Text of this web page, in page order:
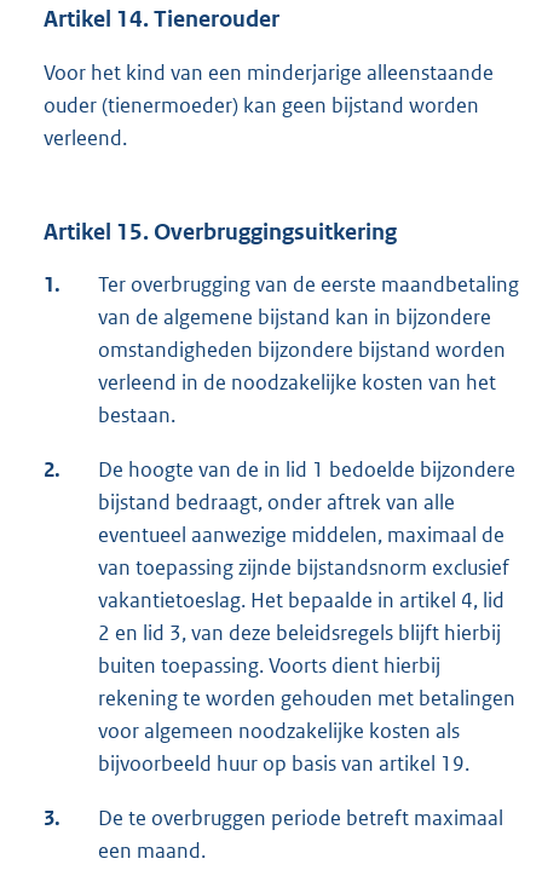
Artikel 14. Tienerouder
Voor het kind van een minderjarige alleenstaande
ouder (tienermoeder) kan geen bijstand worden
verleend.
Artikel 15. Overbruggingsuitkering
1.
Ter overbrugging van de eerste maandbetaling
van de algemene bijstand kan in bijzondere
omstandigheden bijzondere bijstand worden
verleend in de noodzakelijke kosten van het
bestaan.
2.
De hoogte van de in lid 1 bedoelde bijzondere
bijstand bedraagt, onder aftrek van alle
eventueel aanwezige middelen, maximaal de
van toepassing zijnde bijstandsnorm exclusief
vakantietoeslag. Het bepaalde in artikel 4, lid
2 en lid 3, van deze beleidsregels blijft hierbij
buiten toepassing. Voorts dient hierbij
rekening te worden gehouden met betalingen
voor algemeen noodzakelijke kosten als
bijvoorbeeld huur op basis van artikel 19.
3.
De te overbruggen periode betreft maximaal
een maand.